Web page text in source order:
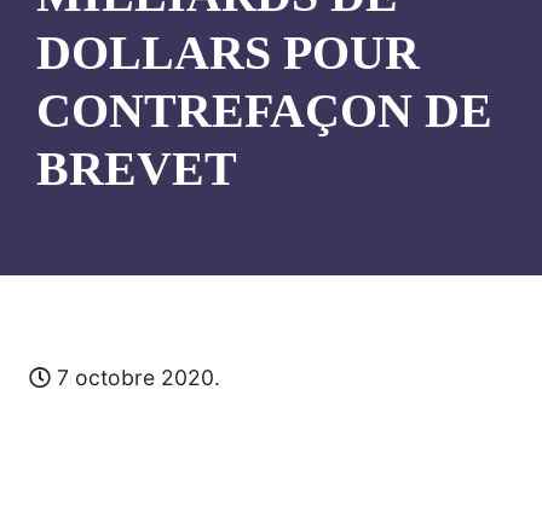
DOLLARS POUR
CONTREFAÇON DE
BREVET
7 octobre 2020.